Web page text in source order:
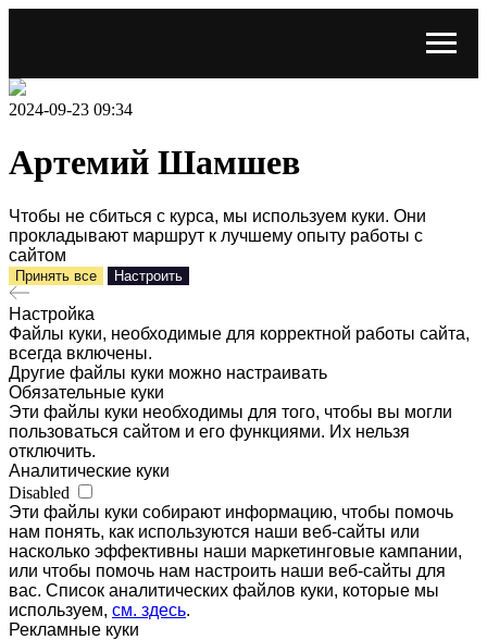
2024-09-23 09:34
Артемий Шамшев
Чтобы не сбиться с курса, мы используем куки. Они
прокладывают маршрут к лучшему опыту работы с
сайтом
Принять все Настроить
Настройка
Файлы куки, необходимые для корректной работы сайта,
всегда включены.
Другие файлы куки можно настраивать
Обязательные куки
Эти файлы куки необходимы для того, чтобы вы могли
пользоваться сайтом и его функциями. Их нельзя
отключить.
Аналитические куки
Disabled
Эти файлы куки собирают информацию, чтобы помочь
нам понять, как используются наши веб-сайты или
насколько эффективны наши маркетинговые кампании,
или чтобы помочь нам настроить наши веб-сайты для
вас. Список аналитических файлов куки, которые мы
используем, см. здесь.
Рекламные куки